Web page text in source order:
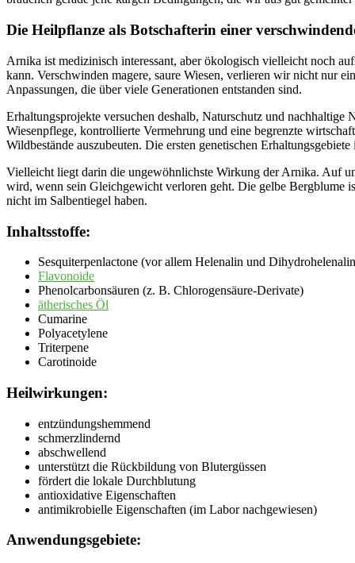
Die Heilpflanze als Botschafterin einer
Arnika ist medizinisch interessant, aber ökologisch vielleicht noch
kann. Verschwinden magere, saure Wiesen, verlieren wir nicht nur
Anpassungen, die über viele Generationen entstanden sind.
Erhaltungsprojekte versuchen deshalb, Naturschutz und
Wiesenpflege, kontrollierte Vermehrung und eine begrenzte
Wildbestände auszubeuten. Die ersten genetischen
Vielleicht liegt darin die ungewöhnlichste Wirkung der Arnika. Auf
wird, wenn sein Gleichgewicht verloren geht. Die gelbe Bergblume
nicht im Salbentiegel haben.
Inhaltsstoffe:
Sesquiterpenlactone (vor allem Helenalin und
Flavonoide
Phenolcarbonsäuren (z. B. Chlorogensäure-Derivate)
ätherisches Öl
Cumarine
Polyacetylene
Triterpene
Carotinoide
Heilwirkungen:
entzündungshemmend
schmerzlindernd
abschwellend
unterstützt die Rückbildung von Blutergüssen
fördert die lokale Durchblutung
antioxidative Eigenschaften
antimikrobielle Eigenschaften (im Labor nachgewiesen)
Anwendungsgebiete: